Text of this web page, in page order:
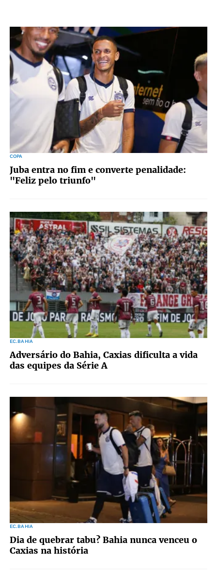
COPA
Juba entra no fim e converte penalidade:
"Feliz pelo triunfo"
EC.BAHIA
Adversário do Bahia, Caxias dificulta a vida
das equipes da Série A
EC.BAHIA
Dia de quebrar tabu? Bahia nunca venceu o
Caxias na história